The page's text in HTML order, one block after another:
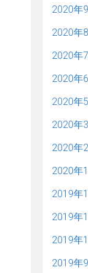
2020年
2020年
2020年
2020年
2020年
2020年
2020年
2020年
2019年
2019年
2019年
2019年